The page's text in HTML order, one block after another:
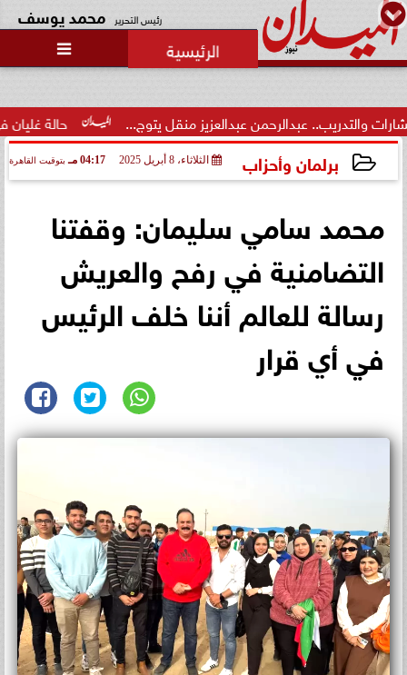
رئيس التحرير محمد يوسف

حالة غليان في نادي الشيخ زايد: عبدالعزيز منقل يتوج...
برلمان وأحزاب الثلاثاء، 8 أبريل 2025 04:17 مـ بتوقيت القاهرة
محمد سامي سليمان: وقفتنا
التضامنية في رفح والعريش
رسالة للعالم أننا خلف الرئيس
في أي قرار
حالة غليان في نادي الشيخ زايد:
اتهامات للجنة المؤقتة بـ ”التواطؤ”